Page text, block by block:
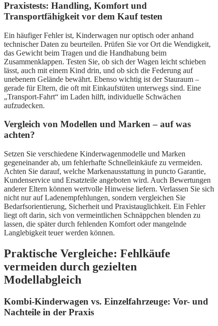
Praxistests: Handling, Komfort und
Transportfähigkeit vor dem Kauf testen
Ein häufiger Fehler ist, Kinderwagen nur optisch oder anhand
technischer Daten zu beurteilen. Prüfen Sie vor Ort die Wendigkeit,
das Gewicht beim Tragen und die Handhabung beim
Zusammenklappen. Testen Sie, ob sich der Wagen leicht schieben
lässt, auch mit einem Kind drin, und ob sich die Federung auf
unebenem Gelände bewährt. Ebenso wichtig ist der Stauraum –
gerade für Eltern, die oft mit Einkaufstüten unterwegs sind. Eine
„Transport-Fahrt“ im Laden hilft, individuelle Schwächen
aufzudecken.
Vergleich von Modellen und Marken – auf was
achten?
Setzen Sie verschiedene Kinderwagenmodelle und Marken
gegeneinander ab, um fehlerhafte Schnelleinkäufe zu vermeiden.
Achten Sie darauf, welche Markenausstattung in puncto Garantie,
Kundenservice und Ersatzteile angeboten wird. Auch Bewertungen
anderer Eltern können wertvolle Hinweise liefern. Verlassen Sie sich
nicht nur auf Ladenempfehlungen, sondern vergleichen Sie
Bedarfsorientierung, Sicherheit und Praxistauglichkeit. Ein Fehler
liegt oft darin, sich von vermeintlichen Schnäppchen blenden zu
lassen, die später durch fehlenden Komfort oder mangelnde
Langlebigkeit teuer werden können.
Praktische Vergleiche: Fehlkäufe
vermeiden durch gezielten
Modellabgleich
Kombi-Kinderwagen vs. Einzelfahrzeuge: Vor- und
Nachteile in der Praxis